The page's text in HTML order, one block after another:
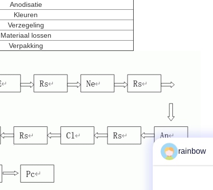
Anodisatie
Kleuren
Verzegeling
Materiaal lossen
Verpakking
rainbow